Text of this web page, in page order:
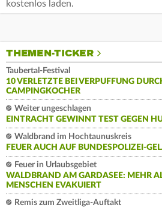
kostenlos laden.
THEMEN-TICKER
Taubertal-Festival
10 VERLETZTE BEI VERPUFFUNG
CAMPINGKOCHER
Weiter ungeschlagen
EINTRACHT GEWINNT TEST GEGEN
Waldbrand im Hochtaunuskreis
FEUER AUCH AUF BUNDESPOLIZEI-
Feuer in Urlaubsgebiet
WALDBRAND AM GARDASEE: MEHR
MENSCHEN EVAKUIERT
Remis zum Zweitliga-Auftakt